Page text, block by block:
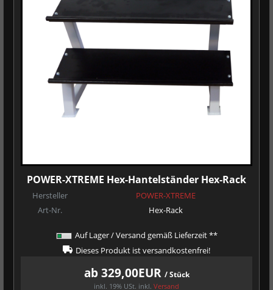
POWER-XTREME Hex-Hantelständer Hex-Rack
Hersteller
POWER-XTREME
Art-Nr.
Hex-Rack
Auf Lager / Versand gemäß Lieferzeit **
Dieses Produkt ist versandkostenfrei!
ab 329,00EUR / Stück
inkl. 19% USt. inkl. Versand